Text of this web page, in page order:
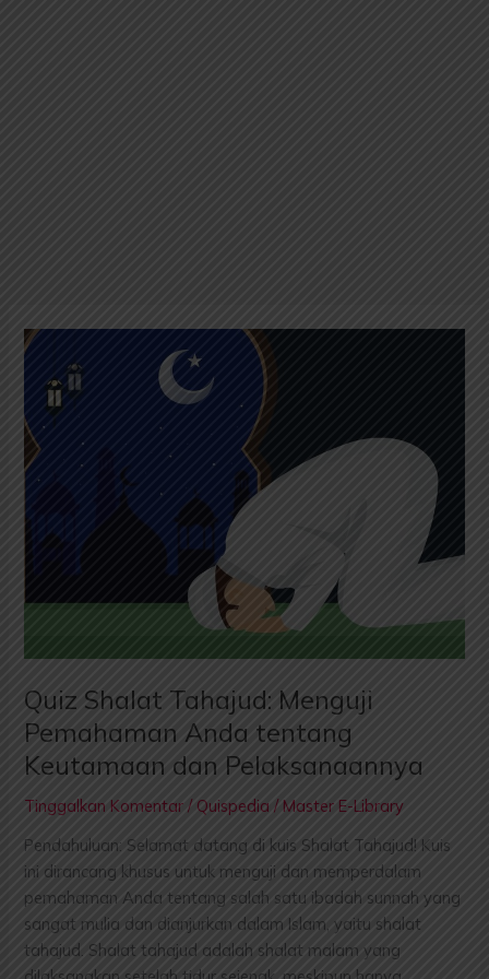
Quiz Shalat Tahajud: Menguji
Pemahaman Anda tentang
Keutamaan dan Pelaksanaannya
Tinggalkan Komentar / Quispedia / Master E-Library
Pendahuluan: Selamat datang di kuis Shalat Tahajud! Kuis
ini dirancang khusus untuk menguji dan memperdalam
pemahaman Anda tentang salah satu ibadah sunnah yang
sangat mulia dan dianjurkan dalam Islam, yaitu shalat
tahajud. Shalat tahajud adalah shalat malam yang
Quiz
Shalat
Tahajud:
Menguji
Pemahaman
Anda
Keutamaan
Pelaksanaannya